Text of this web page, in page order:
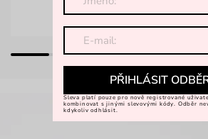
PŘIHLÁSIT
Sleva platí pouze pro nově registrované
kombinovat s jinými slevovými kódy. Odběr
kdykoliv odhlásit.